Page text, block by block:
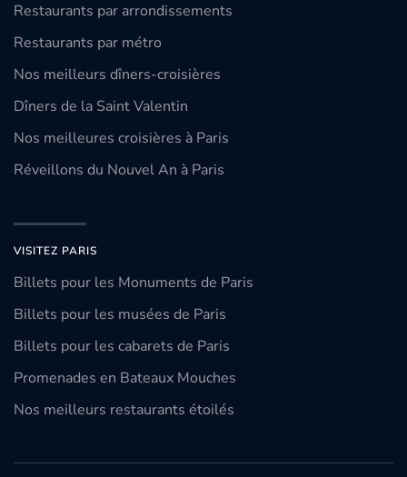
Restaurants par arrondissements
Restaurants par métro
Nos meilleurs dîners-croisières
Dîners de la Saint Valentin
Nos meilleures croisières à Paris
Réveillons du Nouvel An à Paris
VISITEZ PARIS
Billets pour les Monuments de Paris
Billets pour les musées de Paris
Billets pour les cabarets de Paris
Promenades en Bateaux Mouches
Nos meilleurs restaurants étoilés